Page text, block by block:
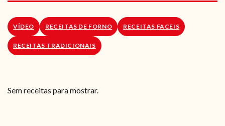
LOJA ONLINE
VÍDEO RECEITAS DE FORNO RECEITAS FACEIS
RECEITAS TRADICIONAIS
Sem receitas para mostrar.